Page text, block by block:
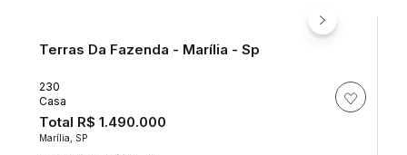
Terras Da Fazenda - Marília - Sp
230
Casa
Total R$ 1.490.000
Marília, SP